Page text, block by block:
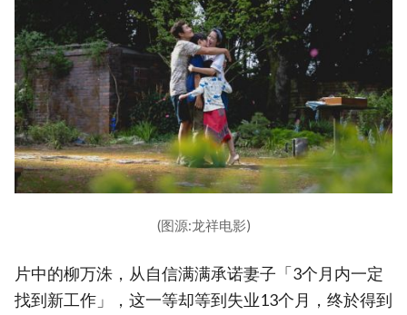
(图源:龙祥电影)
片中的柳万洙，从自信满满承诺妻子「3个月内一定
找到新工作」，这一等却等到失业13个月，终於得到